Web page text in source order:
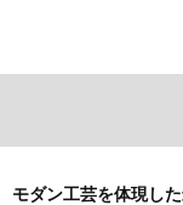
モダン工芸を体現し